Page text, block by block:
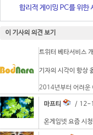
합리적 게이밍 PC를 위
이 기사의 의견 보기
트위터 베타서비스
기자의 시각이 항상
2014년부터 어려운
마프티 / 12-
온게임넷 요즘 시